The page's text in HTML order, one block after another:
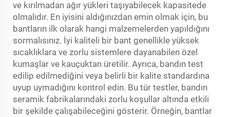
ve kırılmadan ağır yükleri taşıyabilecek kapasitede
olmalıdır. En iyisini aldığınızdan emin olmak için, bu
bantların ilk olarak hangi malzemelerden yapıldığını
sormalısınız. İyi kaliteli bir bant genellikle yüksek
sıcaklıklara ve zorlu sistemlere dayanabilen özel
kumaşlar ve kauçuktan üretilir. Ayrıca, bandın test
edilip edilmediğini veya belirli bir kalite standardına
uyup uymadığını kontrol edin. Bu tür testler, bandın
seramik fabrikalarındaki zorlu koşullar altında etkili
bir şekilde çalışabileceğini gösterir. Örneğin, bantlar